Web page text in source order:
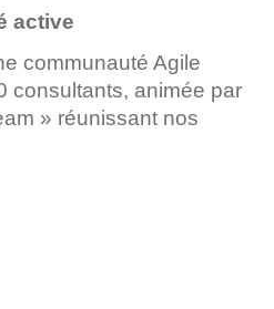
active
communauté Agile
consultants, animée par
» réunissant nos